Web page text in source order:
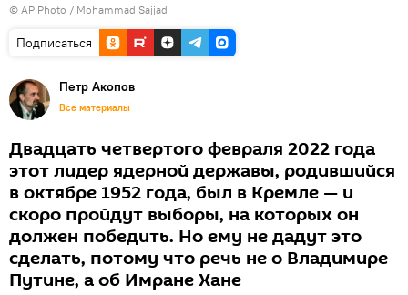
© AP Photo / Mohammad Sajjad
Подписаться
Петр Акопов
Все материалы
Двадцать четвертого февраля 2022 года
этот лидер ядерной державы, родившийся
в октябре 1952 года, был в Кремле — и
скоро пройдут выборы, на которых он
должен победить. Но ему не дадут это
сделать, потому что речь не о Владимире
Путине, а об Имране Хане